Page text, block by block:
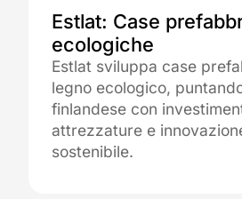
Estlat: Case
ecologiche
Estlat sviluppa case
legno ecologico,
finlandese con
attrezzature e
sostenibile.